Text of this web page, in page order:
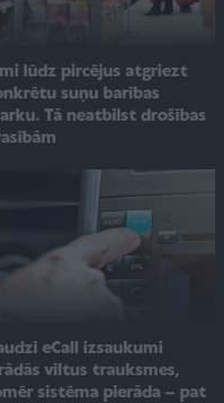
lūdz pircējus atgriezt
suņu barības
Tā neatbilst drošības
eCall izsaukumi
viltus trauksmes,
sistēma pierāda – pat